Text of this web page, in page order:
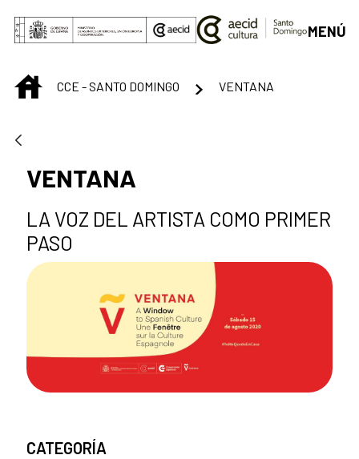
Saltar al contenido principal
MENÚ
INICIOCCE - SANTO DOMINGO VENTANA
VENTANA
LA VOZ DEL ARTISTA COMO PRIMER
PASO
CATEGORÍA